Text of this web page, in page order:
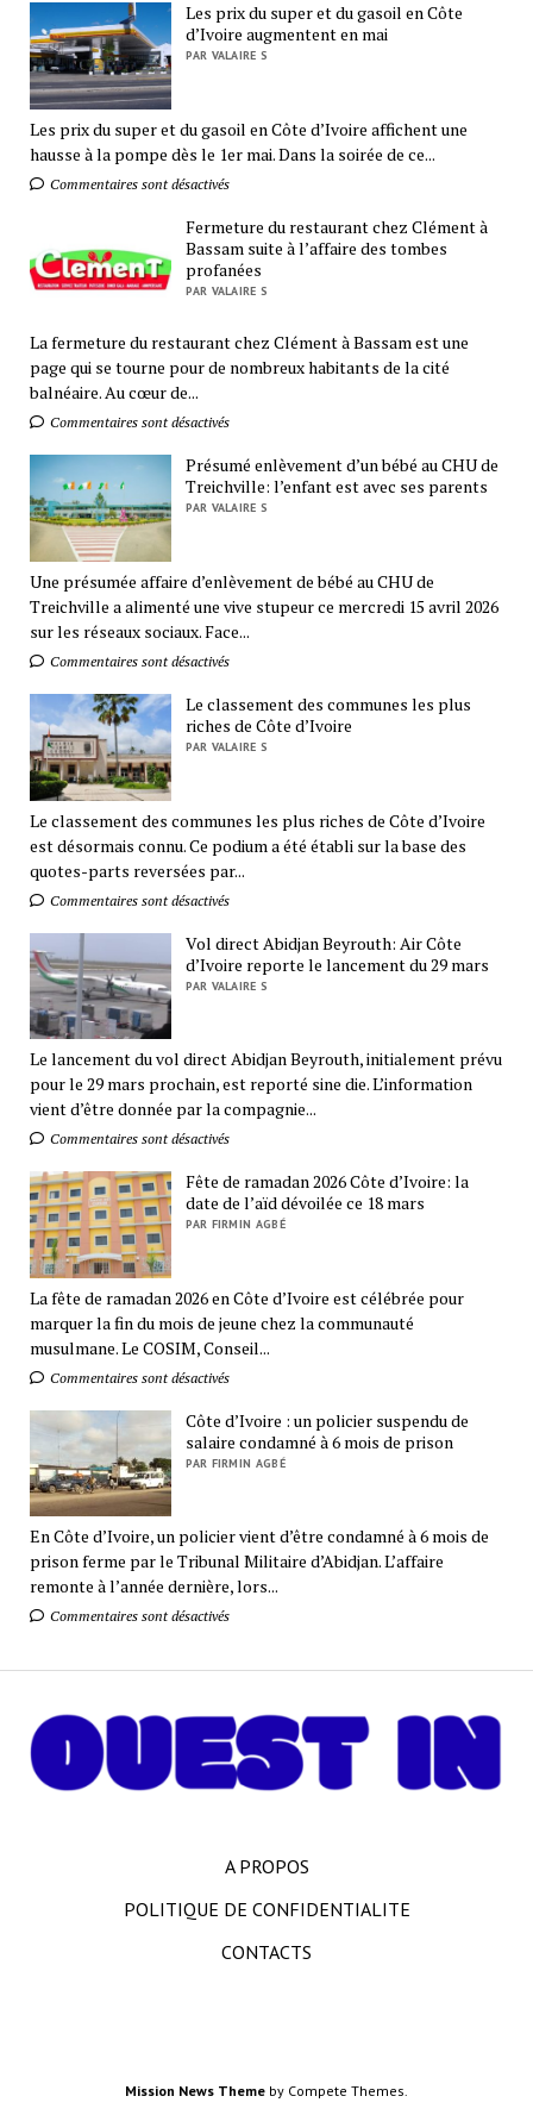
Les prix du super et du gasoil en Côte
d’Ivoire augmentent en mai
PAR VALAIRE S
Les prix du super et du gasoil en Côte d’Ivoire affichent une
hausse à la pompe dès le 1er mai. Dans la soirée de ce...
Commentaires sont désactivés
Fermeture du restaurant chez Clément à
Bassam suite à l’affaire des tombes
profanées
PAR VALAIRE S
La fermeture du restaurant chez Clément à Bassam est une
page qui se tourne pour de nombreux habitants de la cité
balnéaire. Au cœur de...
Commentaires sont désactivés
Présumé enlèvement d’un bébé au CHU de
Treichville: l’enfant est avec ses parents
PAR VALAIRE S
Une présumée affaire d’enlèvement de bébé au CHU de
Treichville a alimenté une vive stupeur ce mercredi 15 avril 2026
sur les réseaux sociaux. Face...
Commentaires sont désactivés
Le classement des communes les plus
riches de Côte d’Ivoire
PAR VALAIRE S
Le classement des communes les plus riches de Côte d’Ivoire
est désormais connu. Ce podium a été établi sur la base des
quotes-parts reversées par...
Commentaires sont désactivés
Vol direct Abidjan Beyrouth: Air Côte
d’Ivoire reporte le lancement du 29 mars
PAR VALAIRE S
Le lancement du vol direct Abidjan Beyrouth, initialement prévu
pour le 29 mars prochain, est reporté sine die. L’information
vient d’être donnée par la compagnie...
Commentaires sont désactivés
Fête de ramadan 2026 Côte d’Ivoire: la
date de l’aïd dévoilée ce 18 mars
PAR FIRMIN AGBÉ
La fête de ramadan 2026 en Côte d’Ivoire est célébrée pour
marquer la fin du mois de jeune chez la communauté
musulmane. Le COSIM, Conseil...
Commentaires sont désactivés
Côte d’Ivoire : un policier suspendu de
salaire condamné à 6 mois de prison
PAR FIRMIN AGBÉ
En Côte d’Ivoire, un policier vient d’être condamné à 6 mois de
prison ferme par le Tribunal Militaire d’Abidjan. L’affaire
remonte à l’année dernière, lors...
Commentaires sont désactivés
A PROPOS
POLITIQUE DE CONFIDENTIALITE
CONTACTS
Mission News Theme by Compete Themes.